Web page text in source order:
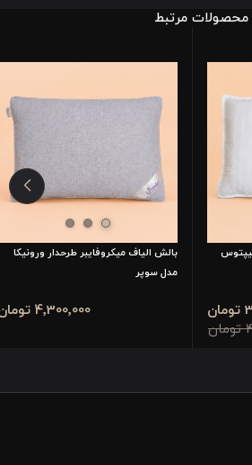
محصولات مرتبط
بالش الیاف میکروفایبر طرحدار ورونیکا
مدل سوپر
4٬300٬000 تومان